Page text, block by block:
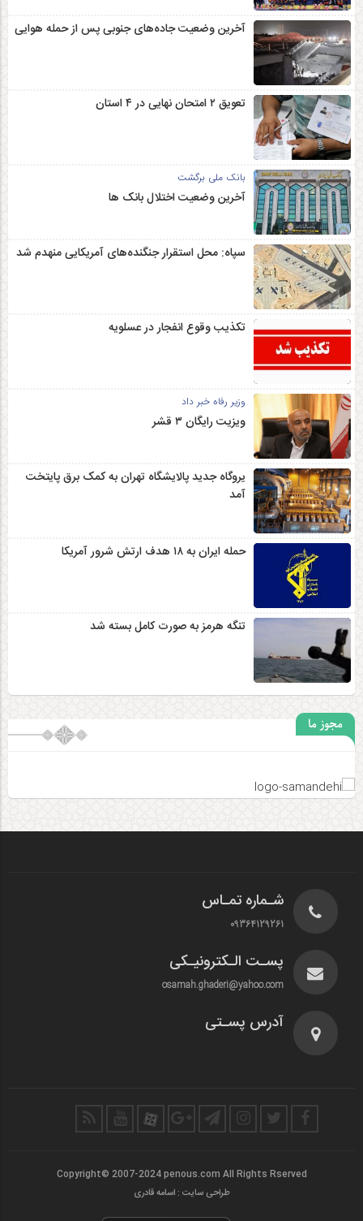
آخرین وضعیت جاده‌های جنوبی پس از حمله هوایی
تعویق ۲ امتحان نهایی در ۴ استان
بانک ملی برگشت
آخرین وضعیت اختلال بانک ها
سپاه: محل استقرار جنگنده‌های آمریکایی منهدم شد
تکذیب وقوع انفجار در عسلویه
وزیر رفاه خبر داد
ویزیت رایگان ۳ قشر
یروگاه جدید پالایشگاه تهران به کمک برق پایتخت
آمد
حمله ایران به ۱۸ هدف ارتش شرور آمریکا
تنگه هرمز به صورت کامل بسته شد
مجوز ما
شـماره تمـاس
09364129261
پسـت الـکترونیـکی
osamah.ghaderi@yahoo.com
آدرس پسـتی
Copyright© 2007-2024 penous.com All Rights Rserved
طراحی سایت : اسامه قادری